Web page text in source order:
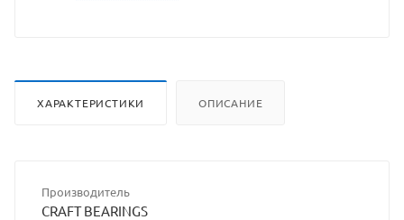
ХАРАКТЕРИСТИКИ ОПИСАНИЕ
Производитель
CRAFT BEARINGS